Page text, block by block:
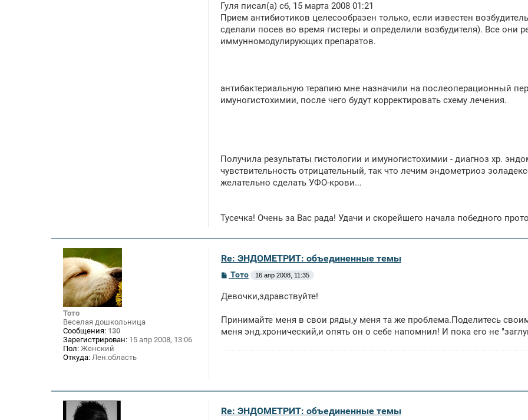
н
и
Гуля писал(а) сб, 15 марта 2008 01:21
Прием антибиотиков целесообразен только, если известен
сделали посев во время гистеры и определили возбудителя). Все они
иммунномодулирующих препаратов.
антибактериальную терапию мне назначили на послеоперационный
имуногистохимии, после чего будут корректировать схему лечения.
Получила результаты гистологии и имуногистохимии - диагноз хр.
чувствительность отрицательный, так что лечим эндометриоз
желательно сделать УФО-крови...
Тусечка! Очень за Вас рада! Удачи и скорейшего начала победного
Тото
Веселая дошкольница
Сообщения: 130
Зарегистрирован: 15 апр 2008, 13:06
Пол: Женский
Откуда: Лен.область
Re: ЭНДОМЕТРИТ: объединенные темы
С
б
н
и
Тото 16 апр 2008, 11:35
Девочки,здравствуйте!
Принимайте меня в свои ряды,у меня та же проблема.Поделитесь
меня энд.хронический,и опять он о себе напомнил! И пока его не
Re: ЭНДОМЕТРИТ: объединенные темы